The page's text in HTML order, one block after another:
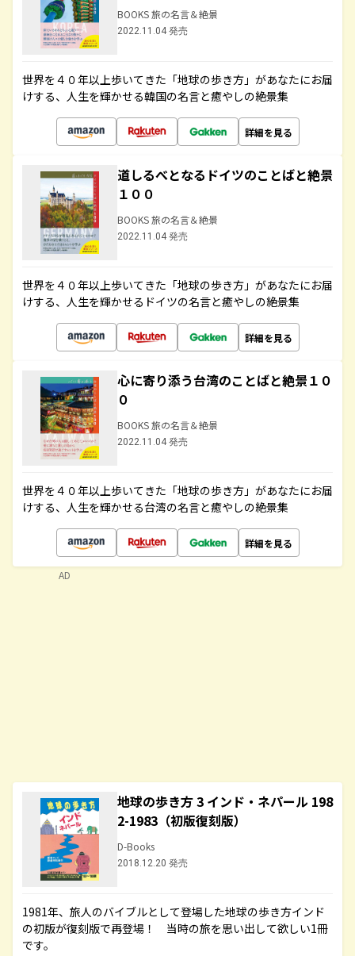
BOOKS 旅の名言＆絶景
2022.11.04 発売
世界を４０年以上歩いてきた「地球の歩き方」があなたにお届
けする、人生を輝かせる韓国の名言と癒やしの絶景集
詳細を見る
道しるべとなるドイツのことばと絶景
１００
BOOKS 旅の名言＆絶景
2022.11.04 発売
世界を４０年以上歩いてきた「地球の歩き方」があなたにお届
けする、人生を輝かせるドイツの名言と癒やしの絶景集
詳細を見る
心に寄り添う台湾のことばと絶景１０
０
BOOKS 旅の名言＆絶景
2022.11.04 発売
世界を４０年以上歩いてきた「地球の歩き方」があなたにお届
けする、人生を輝かせる台湾の名言と癒やしの絶景集
詳細を見る
地球の歩き方 3 インド・ネパール 198
2-1983（初版復刻版）
D-Books
2018.12.20 発売
1981年、旅人のバイブルとして登場した地球の歩き方インド
の初版が復刻版で再登場！ 当時の旅を思い出して欲しい1冊
です。
AD